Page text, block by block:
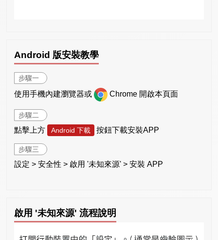
Android 版安裝教學
步驟一
使用手機內建瀏覽器或 Chrome 開啟本頁面
步驟二
點擊上方 Android 下載 按鈕下載安裝APP
步驟三
設定 > 安全性 > 啟用 '未知來源' > 安裝 APP
啟用 '未知來源' 流程說明